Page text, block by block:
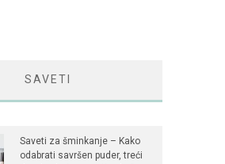
SAVETI
Saveti za šminkanje – Kako
odabrati savršen puder, treći